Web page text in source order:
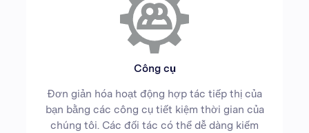
Công cụ
Đơn giản hóa hoạt động hợp tác tiếp thị của
bạn bằng các công cụ tiết kiệm thời gian của
chúng tôi. Các đối tác có thể dễ dàng kiếm